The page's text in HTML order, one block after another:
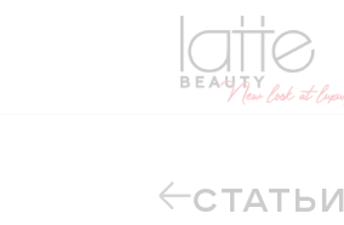
СТАТЬИ